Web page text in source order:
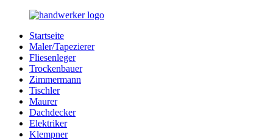
Zurück
Inhalt
Bessere-
Handwerker.de
Handwerker
Ihrer
Nähe
Startseite
Maler/Tapezierer
Fliesenleger
Trockenbauer
Zimmermann
Tischler
Maurer
Dachdecker
Elektriker
Klempner